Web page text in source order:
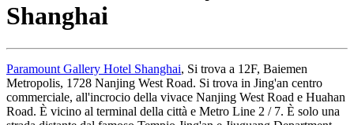
Shanghai
Paramount Gallery Hotel Shanghai, Si trova a 12F, Baiemen
Metropolis, 1728 Nanjing West Road. Si trova in Jing'an centro
commerciale, all'incrocio della vivace Nanjing West Road e Huahan
Road. È vicino al terminal della città e Metro Line 2 / 7. È solo una